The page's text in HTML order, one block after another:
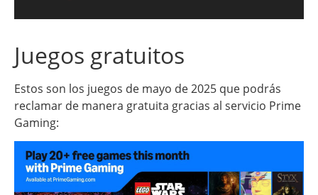
Juegos gratuitos
Estos son los juegos de mayo de 2025 que podrás
reclamar de manera gratuita gracias al servicio Prime
Gaming: